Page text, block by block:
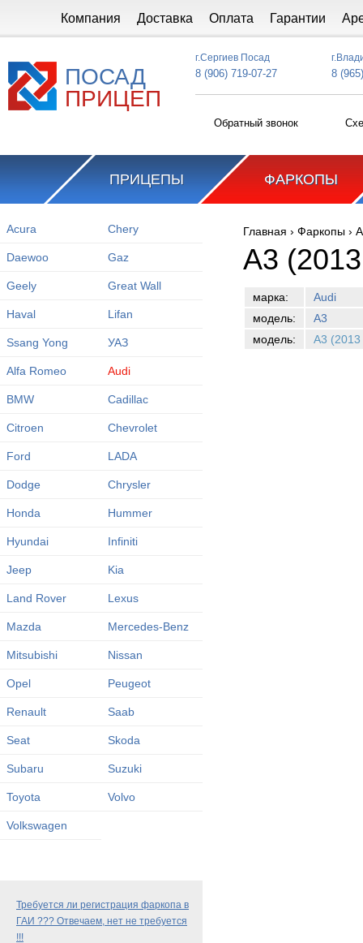
Компания Доставка Оплата Гарантии
ПОСАД
ПРИЦЕП
г.Сергиев Посад
8 (906) 719-07-27 8
Обратный звонок
ПРИЦЕПЫ ФАРКОПЫ
Acura Chery
Daewoo Gaz
Geely Great Wall
Haval Lifan
Ssang Yong УАЗ
Alfa Romeo Audi
BMW Cadillac
Citroen Chevrolet
Ford LADA
Dodge Chrysler
Honda Hummer
Hyundai Infiniti
Jeep Kia
Land Rover Lexus
Mazda Mercedes-Benz
Mitsubishi Nissan
Opel Peugeot
Renault Saab
Seat Skoda
Subaru Suzuki
Toyota Volvo
Volkswagen
Требуется ли регистрация фаркопа в
ГАИ ??? Отвечаем, нет не требуется
!!!
Вы здесь
Главная › Фаркопы ›
A3
марка:
Audi
модель:
A3
модель:
A3 (2013